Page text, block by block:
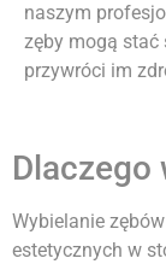
naszym
zęby mogą stać
przywróci im
Dlaczego
Wybielanie
estetycznych w